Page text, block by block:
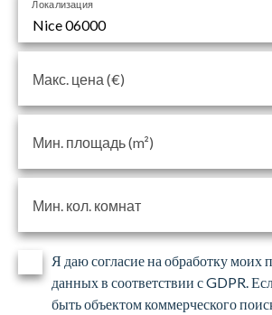
Nice 06000
Локализация
Макс. цена (€)
Мин. площадь (m²)
Мин. кол. комнат
Я даю согласие на обработку моих
данных в соответствии с GDPR.
быть объектом коммерческого